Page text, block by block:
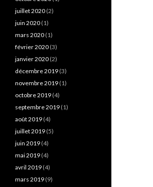
juillet 2020 (2)
juin 2020 (1)
mars 2020 (1)
février 2020 (3)
janvier 2020 (2)
décembre 2019 (3)
novembre 2019 (1)
octobre 2019 (4)
septembre 2019 (1)
août 2019 (4)
juillet 2019 (5)
juin 2019 (4)
mai 2019 (4)
avril 2019 (4)
mars 2019 (9)